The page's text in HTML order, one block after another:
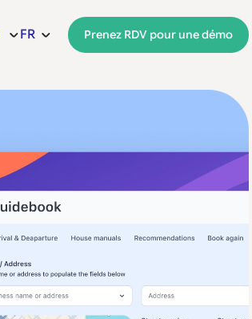
FR Prenez RDV pour une démo